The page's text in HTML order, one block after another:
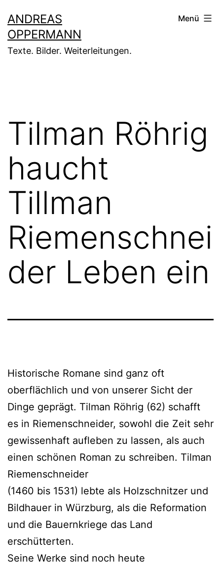
Inhalt
springen
ANDREAS
OPPERMANN
Texte. Bilder. Weiterleitungen.
Menü
Tilman Röhrig
haucht
Tillman
Riemenschnei
der Leben ein
Historische Romane sind ganz oft
oberflächlich und von unserer Sicht der
Dinge geprägt. Tilman Röhrig (62) schafft
es in Riemenschneider, sowohl die Zeit sehr
gewissenhaft aufleben zu lassen, als auch
einen schönen Roman zu schreiben. Tilman
Riemenschneider
(1460 bis 1531) lebte als Holzschnitzer und
Bildhauer in Würzburg, als die Reformation
und die Bauernkriege das Land
erschütterten.
Seine Werke sind noch heute